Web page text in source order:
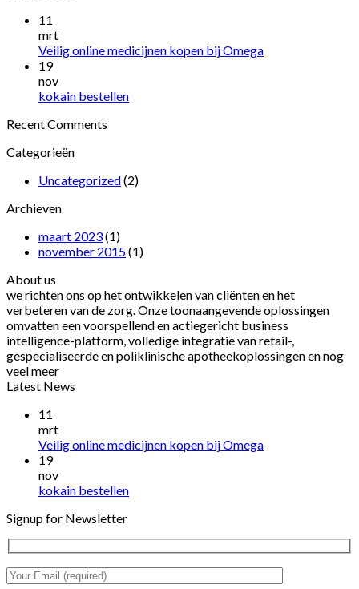
11
mrt
Veilig online medicijnen kopen bij Omega
19
nov
kokain bestellen
Recent Comments
Categorieën
Uncategorized(2)
Archieven
maart 2023(1)
november 2015(1)
About us
we richten ons op het ontwikkelen van cliënten en het
verbeteren van de zorg. Onze toonaangevende oplossingen
omvatten een voorspellend en actiegericht business
intelligence-platform, volledige integratie van retail-,
gespecialiseerde en poliklinische apotheekoplossingen en nog
veel meer
Latest News
11
mrt
Veilig online medicijnen kopen bij Omega
19
nov
kokain bestellen
Signup for Newsletter